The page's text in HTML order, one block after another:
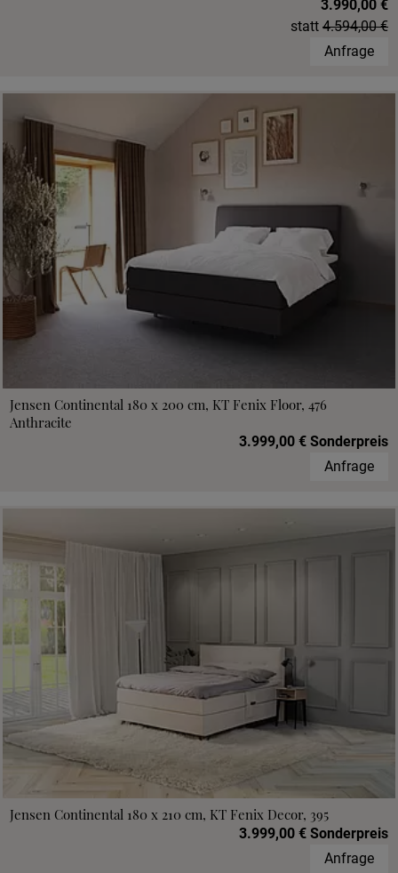
3.990,00 €
statt 4.594,00 €
Anfrage
Jensen Continental 180 x 200 cm, KT Fenix Floor, 476
Anthracite
3.999,00 € Sonderpreis
Anfrage
Jensen Continental 180 x 210 cm, KT Fenix Decor, 395
3.999,00 € Sonderpreis
Anfrage